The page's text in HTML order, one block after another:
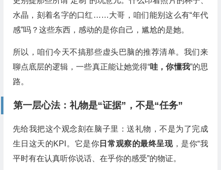
水晶，刻着名字的口红……大哥，咱们能别这么有“年代
感”吗？这些东西，感动的是你自己，尴尬的是她。
所以，咱们今天不搞那些虚头巴脑的推荐清单。我们来
聊点底层的逻辑，一些真正能让她觉得“哇，你懂我”的思
路。
第一层心法：礼物是“证据”，不是“任务”
先给我把这个观念刻在脑子里：送礼物，不是为了完成
生日这天的KPI。它是你 日常观察的最终呈现，是你“我
平时有在认真听你说话、在乎你的感受”的物证。